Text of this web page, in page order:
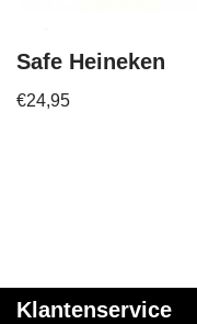
Safe Heineken
€24,95
Klantenservice